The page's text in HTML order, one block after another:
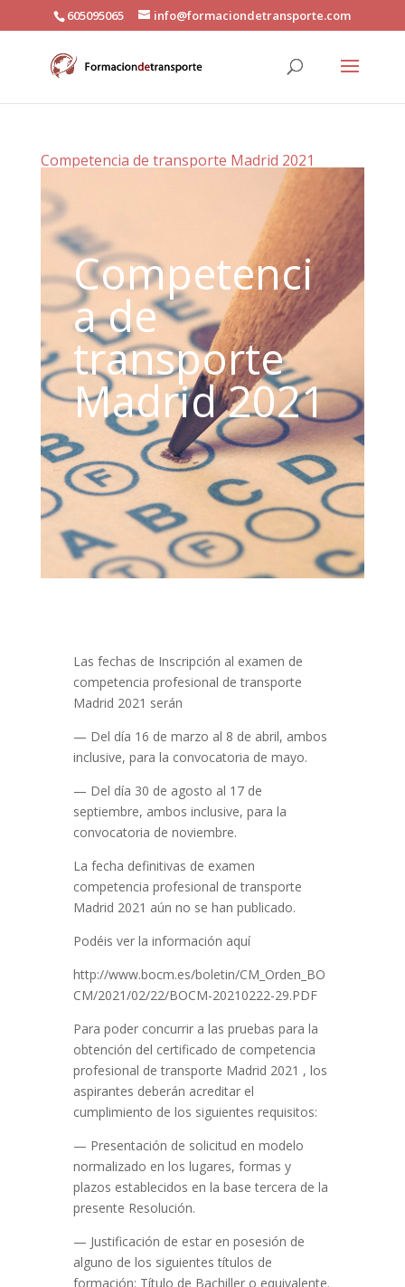
605095065 info@formaciondetransporte.com
Competencia de transporte Madrid 2021
Competenci
a de
transporte
Madrid 2021
Las fechas de Inscripción al examen de
competencia profesional de transporte
Madrid 2021 serán
— Del día 16 de marzo al 8 de abril, ambos
inclusive, para la convocatoria de mayo.
— Del día 30 de agosto al 17 de
septiembre, ambos inclusive, para la
convocatoria de noviembre.
La fecha definitivas de examen
competencia profesional de transporte
Madrid 2021 aún no se han publicado.
Podéis ver la información aquí
http://www.bocm.es/boletin/CM_Orden_BO
CM/2021/02/22/BOCM-20210222-29.PDF
Para poder concurrir a las pruebas para la
obtención del certificado de competencia
profesional de transporte Madrid 2021 , los
aspirantes deberán acreditar el
cumplimiento de los siguientes requisitos:
— Presentación de solicitud en modelo
normalizado en los lugares, formas y
plazos establecidos en la base tercera de la
presente Resolución.
— Justificación de estar en posesión de
alguno de los siguientes títulos de
formación: Título de Bachiller o equivalente.